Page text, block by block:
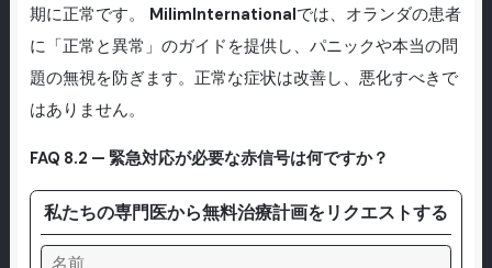
期に正常です。 MilimInternationalでは、オランダの患者
に「正常と異常」のガイドを提供し、パニックや本当の問
題の無視を防ぎます。正常な症状は改善し、悪化すべきで
はありません。
FAQ 8.2 — 緊急対応が必要な赤信号は何ですか？
私たちの専門医から無料治療計画をリクエストする